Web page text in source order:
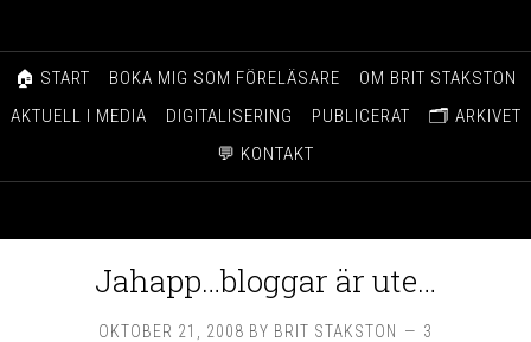
🏠 START BOKA MIG SOM FÖRELÄSARE
OM BRIT STAKSTON
AKTUELL I MEDIA
DIGITALISERING PUBLICERAT
🗂️ ARKIVET
💬 KONTAKT
Jahapp…bloggar är ute…
OKTOBER 21, 2008 BY BRIT STAKSTON
3